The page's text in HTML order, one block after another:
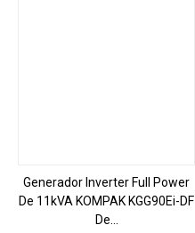
Generador Inverter Full Power
De 11kVA KOMPAK KGG90Ei-DF
De...